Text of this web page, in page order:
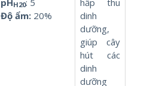
H20
Độ ẩm: 20%
dinh
dưỡng,
giúp cây
hút các
dinh
dưỡng